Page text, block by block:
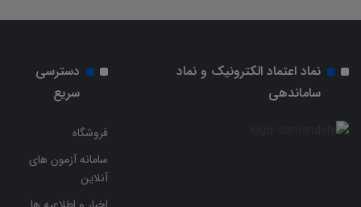
نماد اعتماد الکترونیک و نماد
ساماندهی
دسترسی
سریع
فروشگاه
سامانه آزمون های
آنلاین